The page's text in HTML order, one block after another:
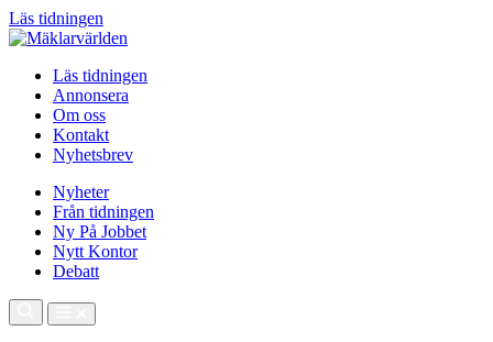
Läs tidningen
Läs tidningen
Annonsera
Om oss
Kontakt
Nyhetsbrev
Nyheter
Från tidningen
Ny På Jobbet
Nytt Kontor
Debatt